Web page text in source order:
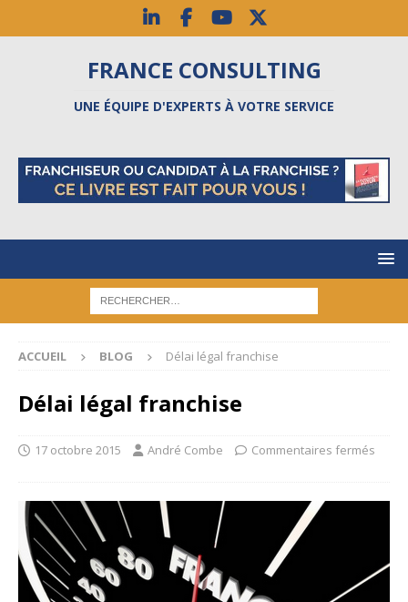
FRANCE CONSULTING
UNE ÉQUIPE D'EXPERTS À VOTRE SERVICE
ACCUEIL BLOG Délai légal franchise
Délai légal franchise
17 octobre 2015 André Combe Commentaires fermés